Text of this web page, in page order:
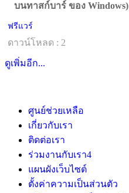
บนทาสก์บาร์ ของ Windows)
ฟรีแวร์
ดาวน์โหลด : 2
ดูเพิ่มอีก...
ศูนย์ช่วยเหลือ
เกี่ยวกับเรา
ติดต่อเรา
ร่วมงานกับเรา4
แผนผังเว็บไซต์
ตั้งค่าความเป็นส่วนตัว